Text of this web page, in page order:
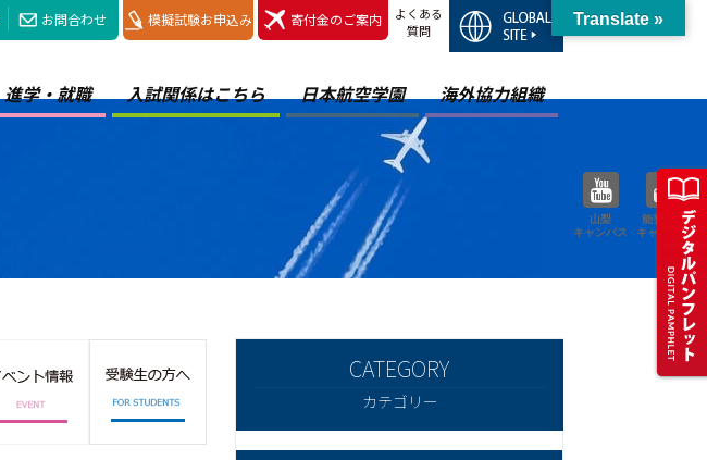
お問合わせ 模擬試験お申込み 寄付金のご案内
よくある
質問
進学・就職 入試関係はこちら 日本航空学園 海外協力組織
山梨
キャンパス
能登空港
キャンパス
カテゴリー
Translate »